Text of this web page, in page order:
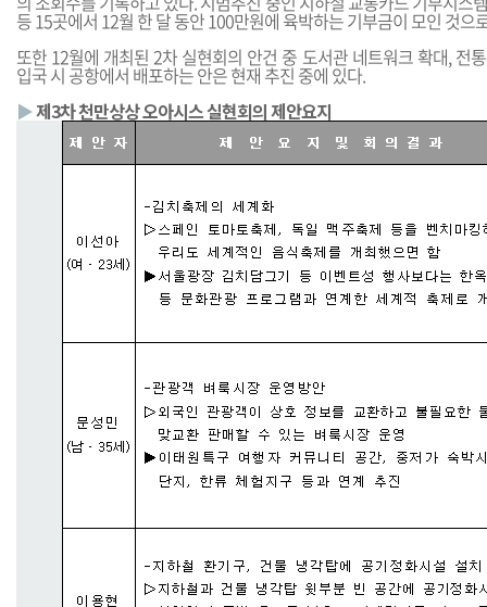
등 15곳에서 12월 한 달 동안 100만원에 육박하는 기부금이 모인 것으
또한 12월에 개최된 2차 실현회의 안건 중 도서관 네트워크 확대, 전
입국 시 공항에서 배포하는 안은 현재 추진 중에 있다.
▶제3차 천만상상 오아시스 실현회의 제안요지